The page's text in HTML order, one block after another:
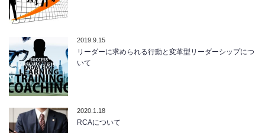
2019.9.15
リーダーに求められる行動と変革型リーダーシップにつ
いて
2020.1.18
RCAについて